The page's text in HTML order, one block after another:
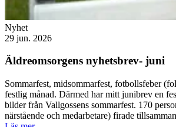
Nyhet
29 jun. 2026
Äldreomsorgens nyhetsbrev- juni
Sommarfest, midsommarfest, fotbollsfeber
festlig månad. Därmed har mitt junibrev en
bilder från Vallgossens sommarfest. 170
närstående och medarbetare) firade